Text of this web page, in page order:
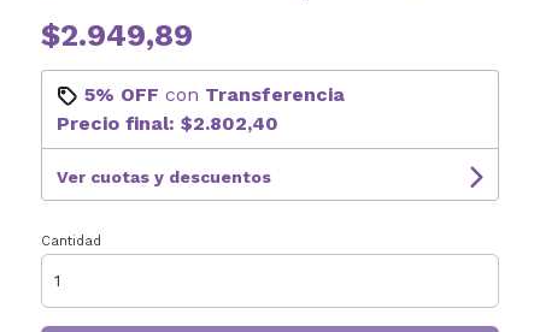
$2.949,89
5% OFF con Transferencia
Precio final: $2.802,40
Ver cuotas y descuentos
Cantidad